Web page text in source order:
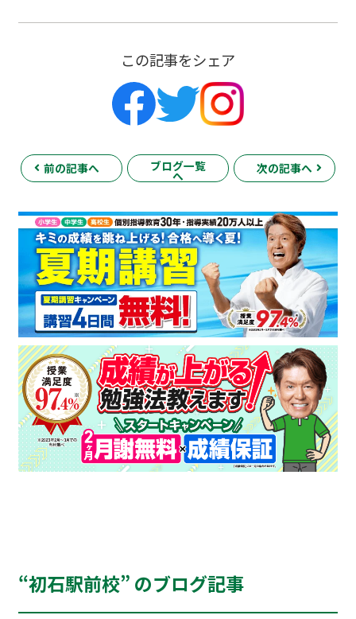
この記事をシェア
前の記事へ ブログ一覧
へ
次の記事へ
“初石駅前校” のブログ記事